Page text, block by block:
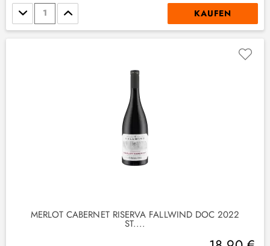
Stückzahl KAUFEN
MERLOT CABERNET RISERVA FALLWIND DOC 2022
ST....